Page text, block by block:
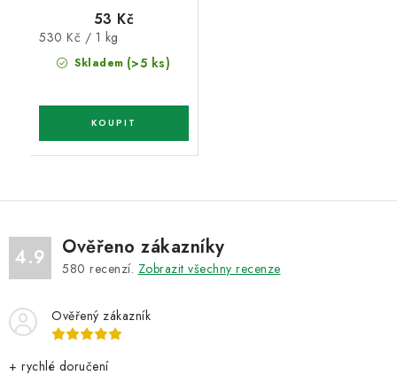
Skladem (>5 ks)
53 Kč
Měrná
cena:
530 Kč / 1 kg
4.9 Ověřeno zákazníky
580 recenzí. Zobrazit všechny recenze
Ověřený zákazník
+ rychlé doručení